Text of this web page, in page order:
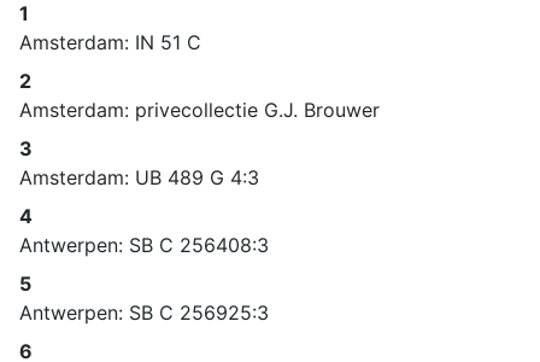
1
Amsterdam: IN 51 C
2
Amsterdam: privecollectie G.J. Brouwer
3
Amsterdam: UB 489 G 4:3
4
Antwerpen: SB C 256408:3
5
Antwerpen: SB C 256925:3
6